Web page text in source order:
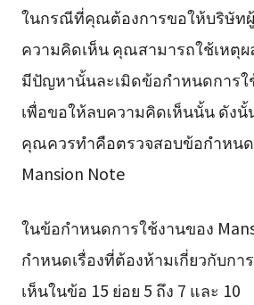
ในกรณีที่คุณต้องการขอให้บริษัท
ความคิดเห็น คุณสามารถใช้เหตุ
มีปัญหานั้นละเมิดข้อกำหนดการใ
เพื่อขอให้ลบความคิดเห็นนั้น ดัง
คุณควรทำคือตรวจสอบข้อกำหน
Mansion Note
ในข้อกำหนดการใช้งานของ
กำหนดเรื่องที่ต้องห้ามเกี่ยวกับก
เห็นในข้อ 15 ย่อย 5 ถึง 7 และ 10